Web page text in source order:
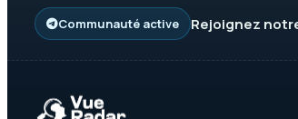
Communauté active Rejoignez